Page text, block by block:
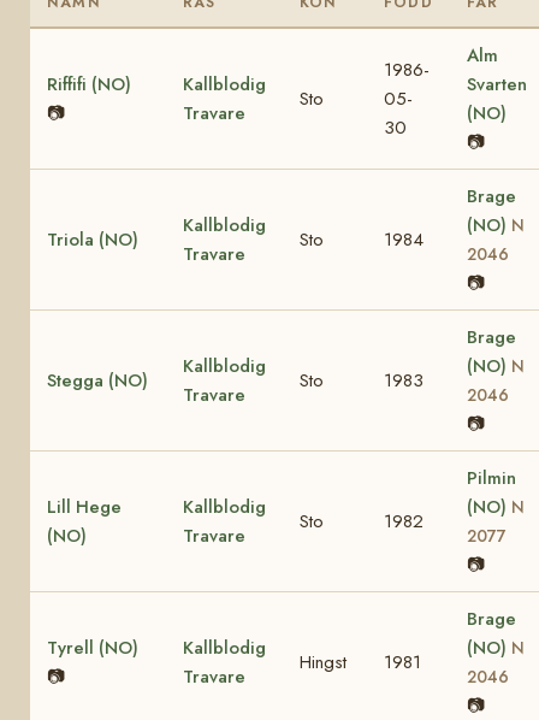
Riffifi (NO)
📷
Kallblodig
Travare
Sto
1986-
05-
30
Alm
Svarten
(NO)
📷
Triola (NO)
Kallblodig
Travare
Sto 1984
Brage
(NO) N
2046
📷
Stegga (NO)
Kallblodig
Travare
Sto 1983
Brage
(NO) N
2046
📷
Lill Hege
(NO)
Kallblodig
Travare
Sto 1982
Pilmin
(NO) N
2077
📷
Tyrell (NO)
📷
Kallblodig
Travare
Hingst 1981
Brage
(NO) N
2046
📷